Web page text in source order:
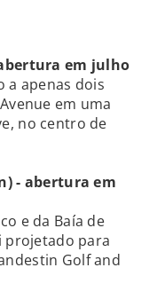
em julho
a apenas dois
em uma
no centro de
- abertura em
e da Baía de
projetado para
Golf and